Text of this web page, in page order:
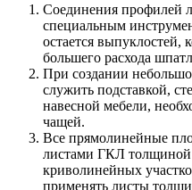
Соединения профилей
специальным
остается выпуклостей,
большего расхода
При создании
служить подставкой,
навесной мебели,
чащей.
Все прямолинейные
листами ГКЛ толщиной
криволинейных
применять листы